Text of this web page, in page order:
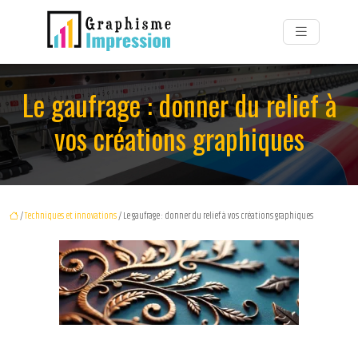
Le gaufrage : donner du relief à
vos créations graphiques
/Techniques et innovations/ Le gaufrage : donner du relief à vos créations graphiques